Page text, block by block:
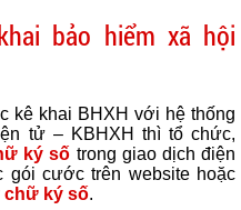
bảo hiểm xã hội
kê khai BHXH với hệ thống
tử – KBHXH thì tổ chức,
ký số trong giao dịch điện
gói cước trên website hoặc
chữ ký số.